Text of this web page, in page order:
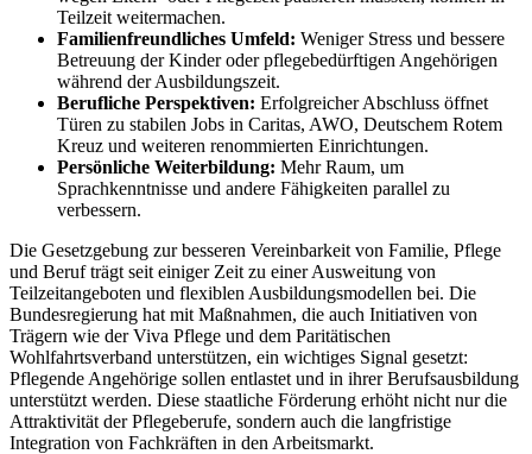
Teilzeit weitermachen.
Familienfreundliches Umfeld: Weniger Stress und bessere
Betreuung der Kinder oder pflegebedürftigen Angehörigen
während der Ausbildungszeit.
Berufliche Perspektiven: Erfolgreicher Abschluss öffnet
Türen zu stabilen Jobs in Caritas, AWO, Deutschem Rotem
Kreuz und weiteren renommierten Einrichtungen.
Persönliche Weiterbildung: Mehr Raum, um
Sprachkenntnisse und andere Fähigkeiten parallel zu
verbessern.
Die Gesetzgebung zur besseren Vereinbarkeit von Familie, Pflege
und Beruf trägt seit einiger Zeit zu einer Ausweitung von
Teilzeitangeboten und flexiblen Ausbildungsmodellen bei. Die
Bundesregierung hat mit Maßnahmen, die auch Initiativen von
Trägern wie der Viva Pflege und dem Paritätischen
Wohlfahrtsverband unterstützen, ein wichtiges Signal gesetzt:
Pflegende Angehörige sollen entlastet und in ihrer Berufsausbildung
unterstützt werden. Diese staatliche Förderung erhöht nicht nur die
Attraktivität der Pflegeberufe, sondern auch die langfristige
Integration von Fachkräften in den Arbeitsmarkt.